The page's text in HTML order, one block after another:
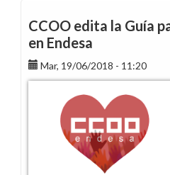
de
paternidad
se
amplía
a
cinco
semanas
CCOO edita la Guía
en Endesa
Mar, 19/06/2018 - 11:20